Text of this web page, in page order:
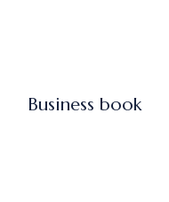
Business book